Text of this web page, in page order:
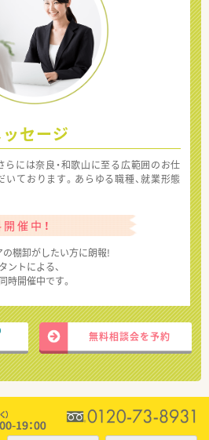
セージ
らには奈良・和歌山に至る広範囲のお仕
ております。あらゆる職種、就業形態
催中！
の棚卸がしたい方に朗報!
トによる、
時開催中です。
無料相談会を予約